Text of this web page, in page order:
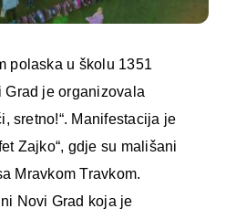
polaska u školu 1351
Grad je organizovala
sretno!“. Manifestacija je
Zajko“, gdje su mališani
Mravkom Travkom.
Novi Grad koja je